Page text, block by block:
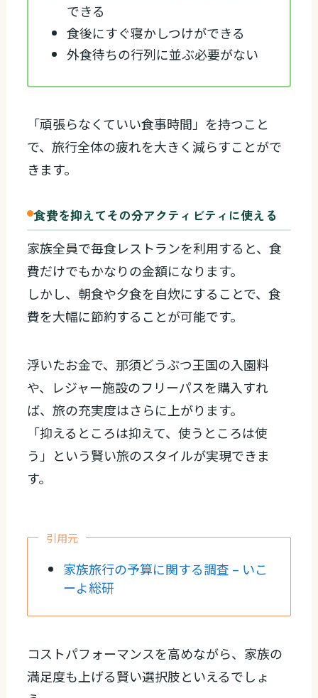
できる
食後にすぐ寝かしつけができる
外食待ちの行列に並ぶ必要がない
「頑張らなくていい食事時間」を持つこと
で、旅行全体の疲れを大きく減らすことがで
きます。
食費を抑えてその分アクティビティに使える
家族全員で毎食レストランを利用すると、食
費だけでもかなりの金額になります。
しかし、朝食や夕食を自炊にすることで、食
費を大幅に節約することが可能です。
浮いたお金で、那須どうぶつ王国の入園料
や、レジャー施設のフリーパスを購入すれ
ば、旅の充実度はさらに上がります。
「抑えるところは抑えて、使うところは使
う」という賢い旅のスタイルが実現できま
す。
引用元
家族旅行の予算に関する調査 – いこ
ーよ総研
コストパフォーマンスを高めながら、家族の
満足度も上げる賢い選択肢といえるでしょ